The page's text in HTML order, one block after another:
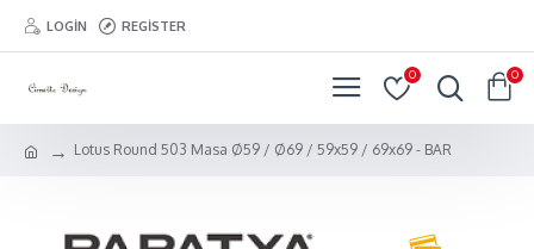
LOGIN REGISTER
0 0
Lotus Round 503 Masa Ø59 / Ø69 / 59x59 / 69x69 - BAR